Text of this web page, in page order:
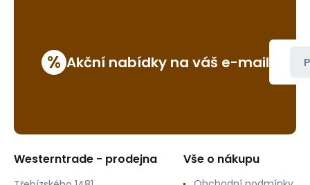
% Akční nabídky na váš e-mail
Westerntrade - prodejna Vše o nákupu